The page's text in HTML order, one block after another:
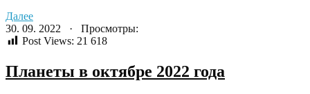
Далее
30. 09. 2022 · Просмотры:
Post Views: 21 618
Планеты в октябре 2022 года